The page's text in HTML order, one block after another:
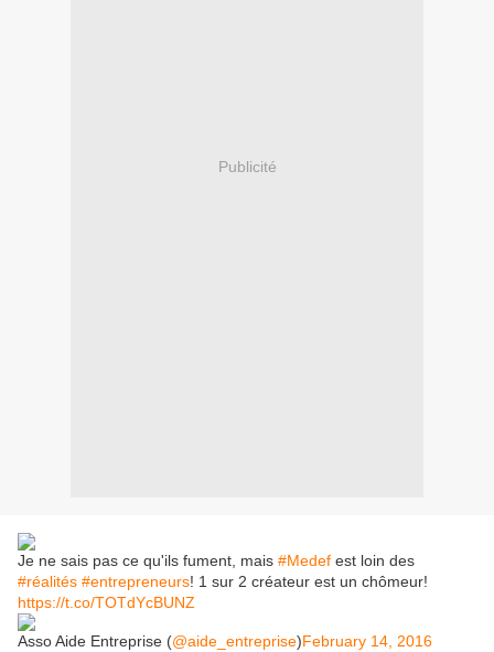
Publicité
Je ne sais pas ce qu'ils fument, mais #Medef est loin des
#réalités #entrepreneurs! 1 sur 2 créateur est un chômeur!
https://t.co/TOTdYcBUNZ
Asso Aide Entreprise (@aide_entreprise)February 14, 2016